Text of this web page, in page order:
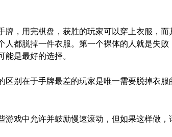
，用完棋盘，获胜的玩家可以穿上衣服，而
都脱掉一件衣服。第一个裸体的人就是失败
是最好的选择。
别在于手牌最差的玩家是唯一需要脱掉衣服
戏中允许并鼓励慢速滚动，但如果这样做，